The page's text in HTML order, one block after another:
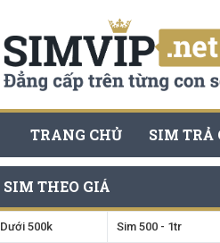
TRANG CHỦ SIM TRẢ
SIM THEO GIÁ
Dưới 500k Sim 500 - 1tr